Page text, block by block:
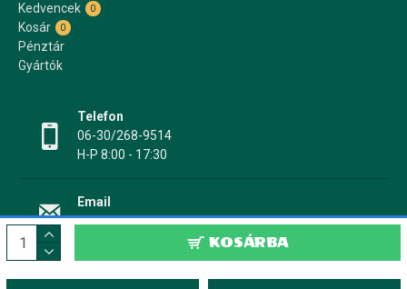
KOSÁRBA
Kedvencek
0
Kosár 0
Pénztár
Gyártók
Telefon
06-30/268-9514
H-P 8:00 - 17:30
Email
info@papir17.hu